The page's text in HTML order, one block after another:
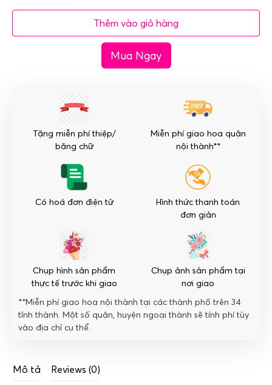
hoa
Thanh
Thản
lượng
Thêm vào giỏ hàng
Mua Ngay
Tặng miễn phí thiệp/
băng chữ
Miễn phí giao hoa quận
nội thành**
Có hoá đơn điện tử
Hình thức thanh toán
đơn giản
Chụp hình sản phẩm
thực tế trước khi giao
Chụp ảnh sản phẩm tại
nơi giao
**Miễn phí giao hoa nội thành tại các thành phố trên 34
tỉnh thành. Một số quận, huyện ngoại thành sẽ tính phí tùy
vào địa chỉ cụ thể.
Mô tả Reviews (0)